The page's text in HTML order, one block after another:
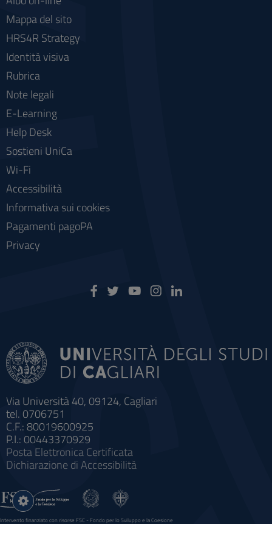
Via Università 40, 09124, Cagliari
tel. 0706751
C.F.: 80019600925
P.I.: 00443370929
Posta Elettronica Certificata
Dichiarazione di Accessibilità
Mappa del sito
HRS4R Strategy
Identità visiva
Rubrica
Note legali
E-Learning
Help Desk
Sostieni UniCa
Wi-Fi
Accessibilità
Informativa sui cookies
Pagamenti pagoPA
Privacy
Intervento finanziato con risorse FSC - Fondo per lo Sviluppo e la Coesione
Sistema informatico gestionale integrato a supporto della didattica e della ricerca e potenziamento dei servizi online
Impostazioni
cookie